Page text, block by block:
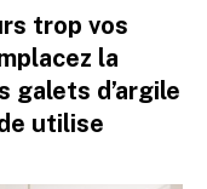
trop vos
la
galets d’argile
utilise